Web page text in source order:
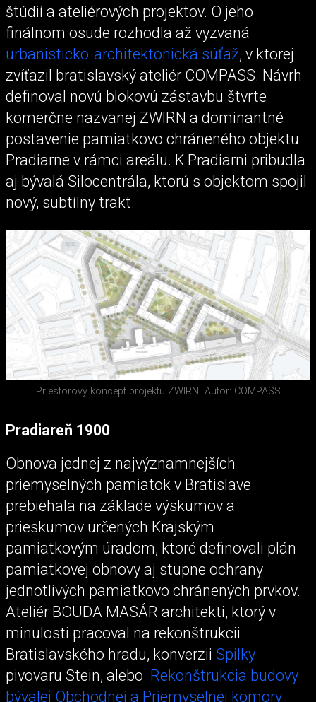
štúdií a ateliérových projektov. O jeho
finálnom osude rozhodla až vyzvaná
urbanisticko-architektonická súťaž, v ktorej
zvíťazil bratislavský ateliér COMPASS. Návrh
definoval novú blokovú zástavbu štvrte
komerčne nazvanej ZWIRN a dominantné
postavenie pamiatkovo chráneného objektu
Pradiarne v rámci areálu. K Pradiarni pribudla
aj bývalá Silocentrála, ktorú s objektom spojil
nový, subtílny trakt.
Priestorový koncept projektu ZWIRN Autor: COMPASS
Pradiareň 1900
Obnova jednej z najvýznamnejších
priemyselných pamiatok v Bratislave
prebiehala na základe výskumov a
prieskumov určených Krajským
pamiatkovým úradom, ktoré definovali plán
pamiatkovej obnovy aj stupne ochrany
jednotlivých pamiatkovo chránených prvkov.
Ateliér BOUDA MASÁR architekti, ktorý v
minulosti pracoval na rekonštrukcii
Bratislavského hradu, konverzii Spilky
pivovaru Stein, alebo Rekonštrukcia budovy
bývalej Obchodnej a Priemyselnej komory